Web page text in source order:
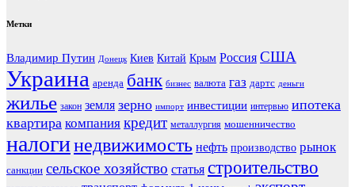
Метки
Владимир Путин Донецк Киев Китай Крым Россия США
Украина аренда банк бизнес валюта газ дартс деньги
жилье закон земля зерно импорт инвестиции интервью ипотека
квартира компания кредит металлургия мошенничество
налогинедвижимость нефть производство рынок
санкции сельское хозяйство статья строительство